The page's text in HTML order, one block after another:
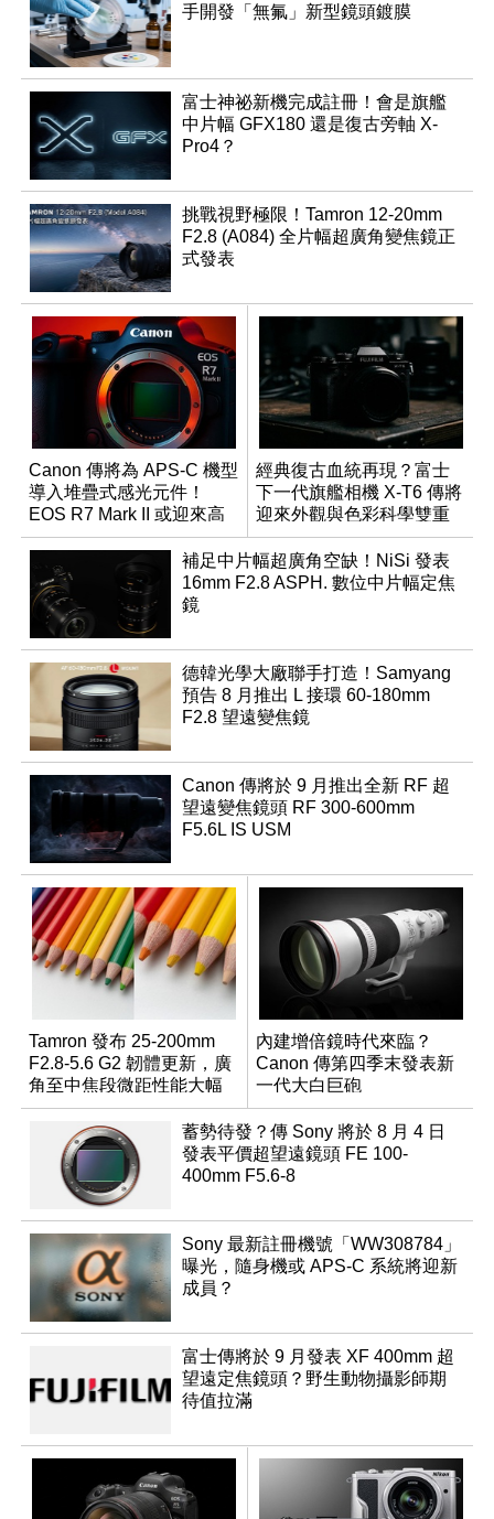
手開發「無氟」新型鏡頭鍍膜
富士神祕新機完成註冊！會是旗艦
中片幅 GFX180 還是復古旁軸 X-
Pro4？
挑戰視野極限！Tamron 12-20mm
F2.8 (A084) 全片幅超廣角變焦鏡正
式發表
Canon 傳將為 APS-C 機型
導入堆疊式感光元件！
EOS R7 Mark II 或迎來高
速讀出升級
經典復古血統再現？富士
下一代旗艦相機 X-T6 傳將
迎來外觀與色彩科學雙重
優化
補足中片幅超廣角空缺！NiSi 發表
16mm F2.8 ASPH. 數位中片幅定焦
鏡
德韓光學大廠聯手打造！Samyang
預告 8 月推出 L 接環 60-180mm
F2.8 望遠變焦鏡
Canon 傳將於 9 月推出全新 RF 超
望遠變焦鏡頭 RF 300-600mm
F5.6L IS USM
Tamron 發布 25-200mm
F2.8-5.6 G2 韌體更新，廣
角至中焦段微距性能大幅
升級
內建增倍鏡時代來臨？
Canon 傳第四季末發表新
一代大白巨砲
蓄勢待發？傳 Sony 將於 8 月 4 日
發表平價超望遠鏡頭 FE 100-
400mm F5.6-8
Sony 最新註冊機號「WW308784」
曝光，隨身機或 APS-C 系統將迎新
成員？
富士傳將於 9 月發表 XF 400mm 超
望遠定焦鏡頭？野生動物攝影師期
待值拉滿